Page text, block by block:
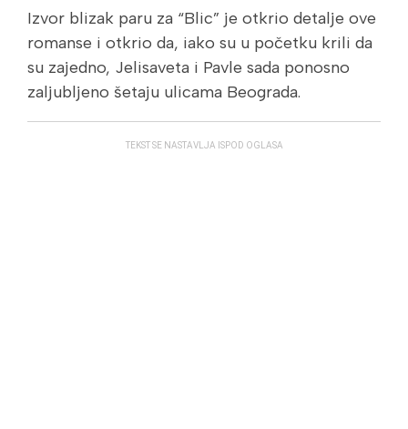
Izvor blizak paru za “Blic” je otkrio detalje ove
romanse i otkrio da, iako su u početku krili da
su zajedno, Jelisaveta i Pavle sada ponosno
zaljubljeno šetaju ulicama Beograda.
TEKST SE NASTAVLJA ISPOD OGLASA